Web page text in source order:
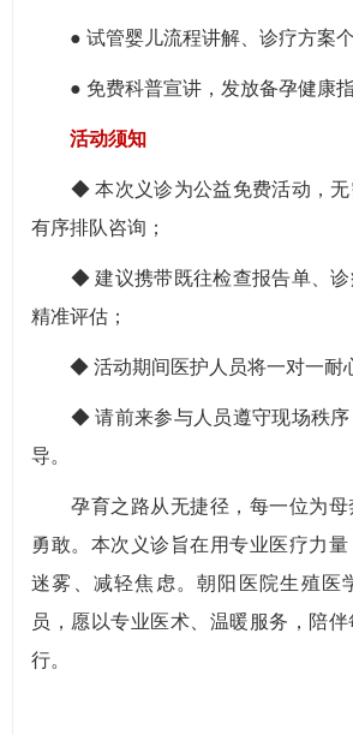
● 试管婴儿流程讲解、诊疗方案个
● 免费科普宣讲，发放备孕健康指
活动须知
◆ 本次义诊为公益免费活动，无
有序排队咨询；
◆ 建议携带既往检查报告单、诊
精准评估；
◆ 活动期间医护人员将一对一耐
◆ 请前来参与人员遵守现场秩序
导。
孕育之路从无捷径，每一位为母
勇敢。本次义诊旨在用专业医疗力
迷雾、减轻焦虑。朝阳医院生殖医
员，愿以专业医术、温暖服务，陪
行。